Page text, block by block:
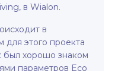
в Wialon.
в
для этого проекта
был хорошо знаком
параметров Eco